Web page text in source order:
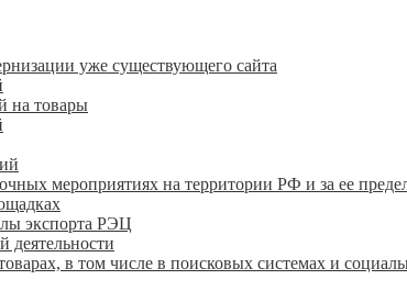
уже существующего сайта
на товары
мероприятиях на территории РФ и за ее
экспорта РЭЦ
деятельности
в том числе в поисковых системах и